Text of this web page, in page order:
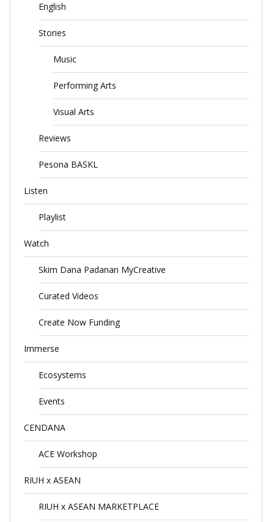
English
Stories
Music
Performing Arts
Visual Arts
Reviews
Pesona BASKL
Listen
Playlist
Watch
Skim Dana Padanan MyCreative
Curated Videos
Create Now Funding
Immerse
Ecosystems
Events
CENDANA
ACE Workshop
RIUH x ASEAN
RIUH x ASEAN MARKETPLACE